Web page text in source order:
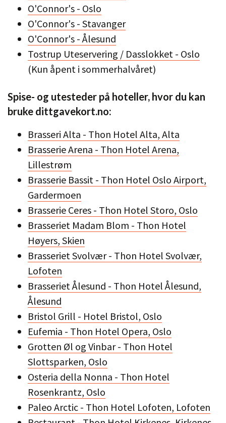
O'Connor's - Oslo
O'Connor's - Stavanger
O'Connor's - Ålesund
Tostrup Uteservering / Dasslokket - Oslo
(Kun åpent i sommerhalvåret)
Spise- og utesteder på hoteller, hvor du kan
bruke dittgavekort.no:
Brasseri Alta - Thon Hotel Alta, Alta
Brasserie Arena - Thon Hotel Arena,
Lillestrøm
Brasserie Bassit - Thon Hotel Oslo Airport,
Gardermoen
Brasserie Ceres - Thon Hotel Storo, Oslo
Brasseriet Madam Blom - Thon Hotel
Høyers, Skien
Brasseriet Svolvær - Thon Hotel Svolvær,
Lofoten
Brasseriet Ålesund - Thon Hotel Ålesund,
Ålesund
Bristol Grill - Hotel Bristol, Oslo
Eufemia - Thon Hotel Opera, Oslo
Grotten Øl og Vinbar - Thon Hotel
Slottsparken, Oslo
Osteria della Nonna - Thon Hotel
Rosenkrantz, Oslo
Paleo Arctic - Thon Hotel Lofoten, Lofoten